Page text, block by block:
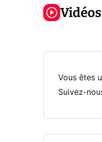
Vidéos
Voici L'AOC
CQ32G4ZA !
Vous êtes
Suivez-